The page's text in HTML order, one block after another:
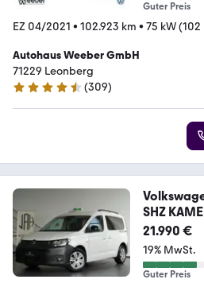
Guter Preis
EZ 04/2021 • 102.923 km • 75 kW (102
Autohaus Weeber GmbH
71229 Leonberg
4.4 Sterne
(309)
SHZ
21.990 €
19% MwSt.
Guter Preis